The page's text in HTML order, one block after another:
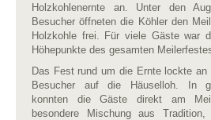
Holzkohlenernte an. Unter den
Besucher öffneten die Köhler den
Holzkohle frei. Für viele Gäste war
Höhepunkte des gesamten
Das Fest rund um die Ernte lockte an
Besucher auf die Häuselloh. In
konnten die Gäste direkt am
besondere Mischung aus